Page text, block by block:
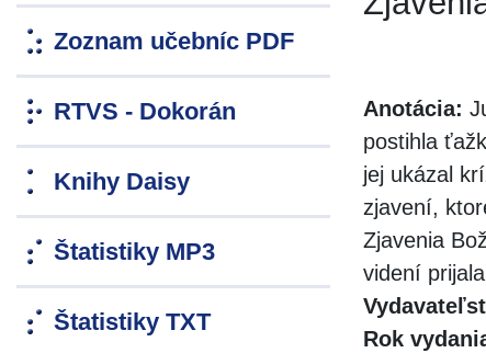
Zoznam učebníc PDF
RTVS - Dokorán
Knihy Daisy
Štatistiky MP3
Štatistiky TXT
Anotácia:
postihla
jej ukázal
zjavení,
Zjavenia
videní
Rok